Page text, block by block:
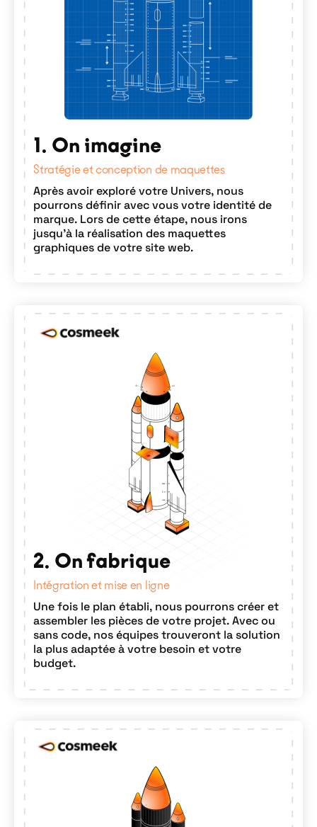
1. On imagine
Stratégie et conception de maquettes
Après avoir exploré votre Univers, nous
pourrons définir avec vous votre identité de
marque. Lors de cette étape, nous irons
jusqu'à la réalisation des maquettes
graphiques de votre site web.
2. On fabrique
Intégration et mise en ligne
Une fois le plan établi, nous pourrons créer et
assembler les pièces de votre projet. Avec ou
sans code, nos équipes trouveront la solution
la plus adaptée à votre besoin et votre
budget.